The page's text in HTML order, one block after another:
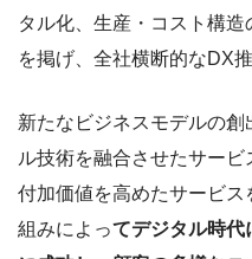
タル化、生産・コスト構
を掲げ、全社横断的なDX
新たなビジネスモデルの
ル技術を融合させたサービ
付加価値を高めたサービス
組みによってデジタル時代